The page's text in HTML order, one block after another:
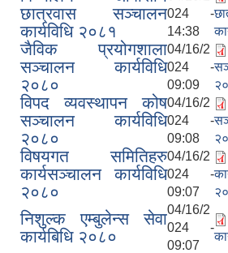
छात्रवास सञ्चालन
कार्यविधि २०८१
024 -
14:38
जैविक प्रयोगशाला
सञ्चालन कार्यविधि
२०८०
04/16/2
024 -
09:09
विपद व्यवस्थापन कोष
सञ्चालन कार्यविधि
२०८०
04/16/2
024 -
09:08
विषयगत समितिहरु
कार्यसञ्चालन कार्यविधि
२०८०
04/16/2
024 -
09:07
निशुल्क एम्बुलेन्स सेवा
कार्यबिधि २०८०
04/16/2
024 -
09:07